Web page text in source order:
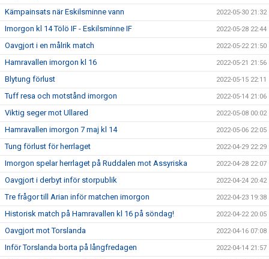
Kämpainsats när Eskilsminne vann 2022-05-30 21:32
Imorgon kl 14 Tölö IF - Eskilsminne IF 2022-05-28 22:44
Oavgjort i en målrik match 2022-05-22 21:50
Hamravallen imorgon kl 16 2022-05-21 21:56
Blytung förlust 2022-05-15 22:11
Tuff resa och motstånd imorgon 2022-05-14 21:06
Viktig seger mot Ullared 2022-05-08 00:02
Hamravallen imorgon 7 maj kl 14 2022-05-06 22:05
Tung förlust för herrlaget 2022-04-29 22:29
Imorgon spelar herrlaget på Ruddalen mot Assyriska 2022-04-28 22:07
Oavgjort i derbyt inför storpublik 2022-04-24 20:42
Tre frågor till Arian inför matchen imorgon 2022-04-23 19:38
Historisk match på Hamravallen kl 16 på söndag! 2022-04-22 20:05
Oavgjort mot Torslanda 2022-04-16 07:08
Inför Torslanda borta på långfredagen 2022-04-14 21:57